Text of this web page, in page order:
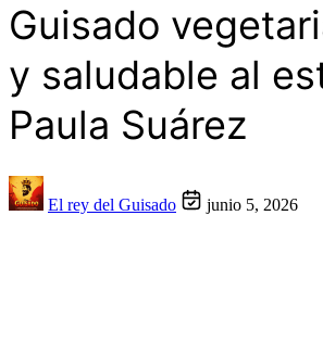
Guisado
y saludable al
Paula Suárez
El rey del Guisado junio 5, 2026